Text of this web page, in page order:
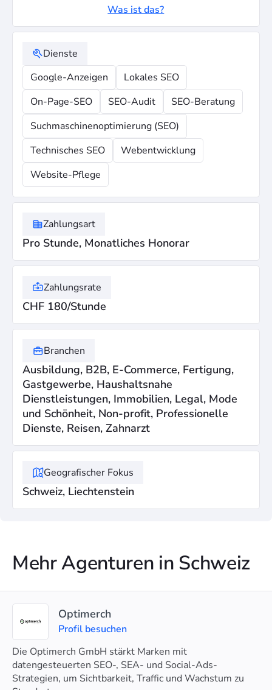
Was ist das?
Dienste
Google-Anzeigen
Lokales SEO
On-Page-SEO
SEO-Audit
SEO-Beratung
Suchmaschinenoptimierung (SEO)
Technisches SEO
Webentwicklung
Website-Pflege
Zahlungsart
Pro Stunde, Monatliches Honorar
Zahlungsrate
CHF 180/Stunde
Branchen
Ausbildung, B2B, E-Commerce, Fertigung,
Gastgewerbe, Haushaltsnahe
Dienstleistungen, Immobilien, Legal, Mode
und Schönheit, Non-profit, Professionelle
Dienste, Reisen, Zahnarzt
Geografischer Fokus
Schweiz, Liechtenstein
Mehr Agenturen in Schweiz
Optimerch
Profil besuchen
Die Optimerch GmbH stärkt Marken mit
datengesteuerten SEO-, SEA- und Social-Ads-
Strategien, um Sichtbarkeit, Traffic und Wachstum zu